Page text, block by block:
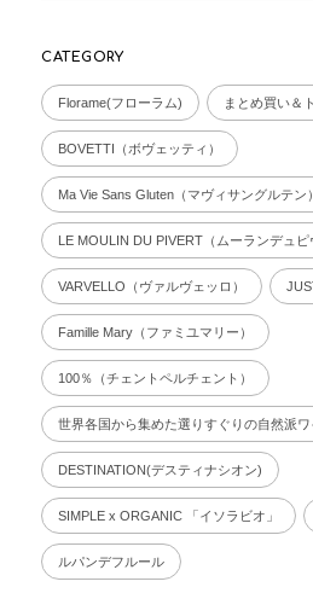
CATEGORY
Florame(フローラム) まとめ買い＆
BOVETTI（ボヴェッティ）
Ma Vie Sans Gluten（マヴィサングルテン）
LE MOULIN DU PIVERT（ムーランデュピ
VARVELLO（ヴァルヴェッロ）
Famille Mary（ファミユマリー）
100％（チェントペルチェント）
世界各国から集めた選りすぐりの自然派ワ
DESTINATION(デスティナシオン)
SIMPLE x ORGANIC 「イソラビオ」
ルパンデフルール